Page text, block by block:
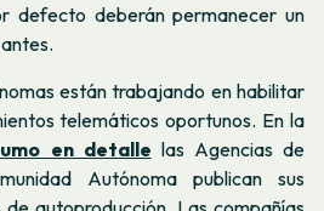
defecto deberán permanecer un
están trabajando en habilitar
telemáticos oportunos. En la
en detalle las Agencias de
Autónoma publican sus